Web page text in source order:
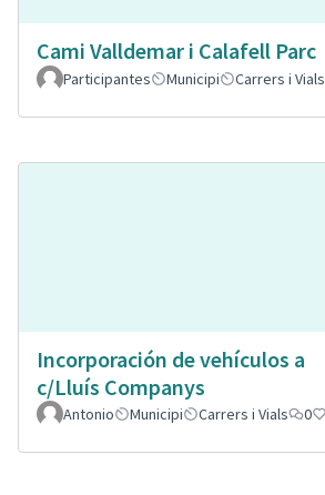
Cami Valldemar i Calafell Parc
Participantes
Municipi Carrers i Vials
Incorporación de vehículos a
c/Lluís Companys
Antonio Municipi Carrers i Vials 0